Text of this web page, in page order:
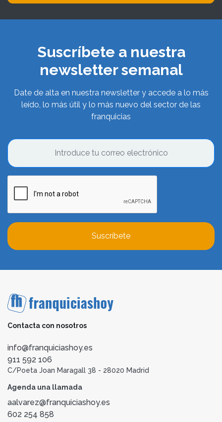
Suscríbete a nuestra
newsletter semanal
Date de alta en nuestra newsletter y accede a lo más
leído, lo más útil y lo más nuevo del sector de las
franquicias
Suscríbete
Contacta con nosotros
info@franquiciashoy.es
911 592 106
C/Poeta Joan Maragall 38 - 28020 Madrid
Agenda una llamada
aalvarez@franquiciashoy.es
602 254 858